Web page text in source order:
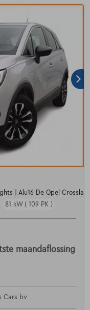
| Alu16 De Opel
81 kW ( 109 PK )
maandaflossing
Cars bv